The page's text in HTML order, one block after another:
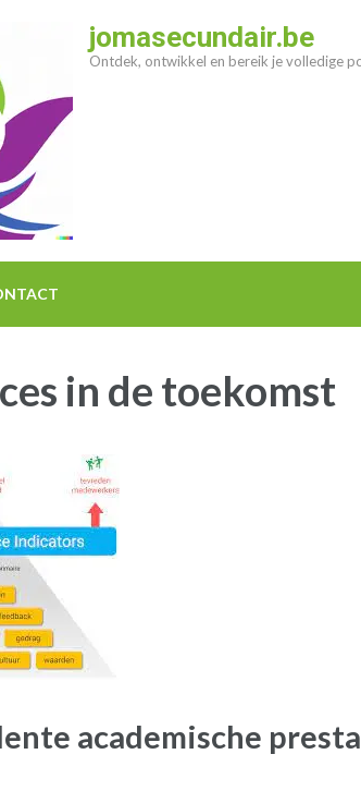
jomasecundair.be
Ontdek, ontwikkel en bereik je volledige
in de toekomst
academische